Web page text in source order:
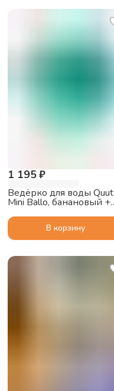
1 195 ₽
Ведёрко для воды Quut
Mini Ballo, банановый +
В корзину